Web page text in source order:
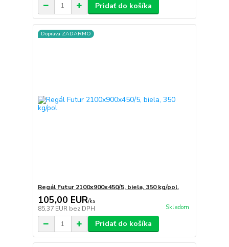
Pridať do košíka
Doprava ZADARMO
Regál Futur 2100x900x450/5, biela, 350 kg/pol.
105,00 EUR/ks
85,37 EUR bez DPH Skladom
Pridať do košíka